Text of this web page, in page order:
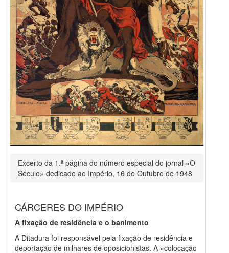
Excerto da 1.ª página do número especial do jornal «O
Século» dedicado ao Império, 16 de Outubro de 1948
CÁRCERES DO IMPÉRIO
A fixação de residência e o banimento
A Ditadura foi responsável pela fixação de residência e
deportação de milhares de oposicionistas. A «colocação